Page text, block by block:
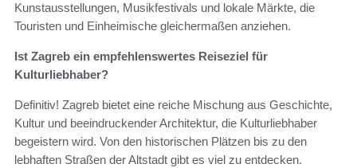
Kunstausstellungen, Musikfestivals und lokale Märkte, die
Touristen und Einheimische gleichermaßen anziehen.
Ist Zagreb ein empfehlenswertes Reiseziel für
Kulturliebhaber?
Definitiv! Zagreb bietet eine reiche Mischung aus Geschichte,
Kultur und beeindruckender Architektur, die Kulturliebhaber
begeistern wird. Von den historischen Plätzen bis zu den
lebhaften Straßen der Altstadt gibt es viel zu entdecken.